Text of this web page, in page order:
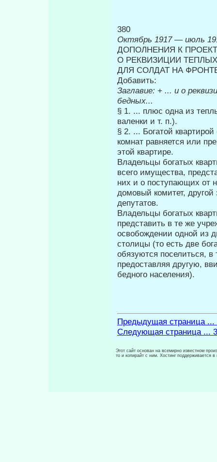
380
Октябрь 1917 — июль
ДОПОЛНЕНИЯ К
О РЕКВИЗИЦИИ
ДЛЯ СОЛДАТ НА
Добавить:
Заглавие: + ... и о
бедных...
§ 1. ... плюс одна из
валенки и т. п.).
§ 2. ... Богатой
комнат равняется или
этой квартире.
Владельцы богатых
всего имущества,
них и о посту­пающих от
домовый комитет,
депутатов.
Владельцы богатых
представить в те же
освобождении одной из
столицы (то есть две
обязуются поселиться,
предоставляя другую,
бедного населения).
Предыдущая страница ...
Следующая страница ...
Этот сайт основан на всемирно известном
то и копирайт с ним. Хостинг поддерживается